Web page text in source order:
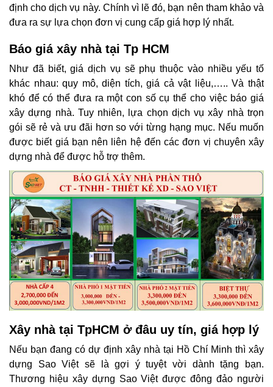
định cho dịch vụ này. Chính vì lẽ đó, bạn nên tham khảo và
đưa ra sự lựa chọn đơn vị cung cấp giá hợp lý nhất.
Báo giá xây nhà tại Tp HCM
Như đã biết, giá dịch vụ sẽ phụ thuộc vào nhiều yếu tố
khác nhau: quy mô, diện tích, giá cả vật liệu,….. Và thật
khó để có thể đưa ra một con số cụ thể cho việc báo giá
xây dựng nhà. Tuy nhiên, lựa chọn dịch vụ xây nhà trọn
gói sẽ rẻ và ưu đãi hơn so với từng hạng mục. Nếu muốn
được biết giá bạn nên liên hệ đến các đơn vị chuyên xây
dựng nhà để được hỗ trợ thêm.
Xây nhà tại TpHCM ở đâu uy tín, giá hợp lý
Nếu bạn đang có dự định xây nhà tại Hồ Chí Minh thì xây
dựng Sao Việt sẽ là gợi ý tuyệt vời dành tặng bạn.
Thương hiệu xây dựng Sao Việt được đông đảo người